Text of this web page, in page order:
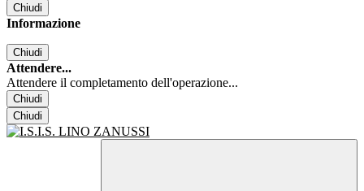
Chiudi
Informazione
Chiudi
Attendere...
Attendere il completamento dell'operazione...
Chiudi
Chiudi